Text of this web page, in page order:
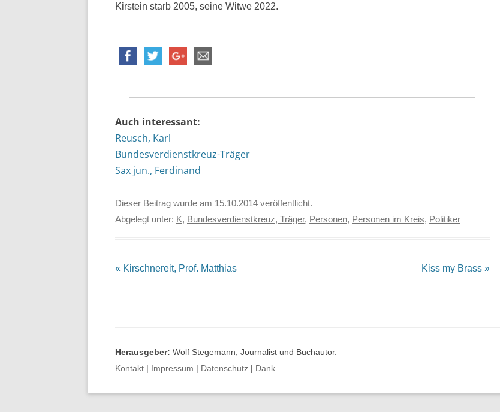
Kirstein starb 2005, seine Witwe 2022.
Auch interessant:
Reusch, Karl
Bundesverdienstkreuz-Träger
Sax jun., Ferdinand
Dieser Beitrag wurde am 15.10.2014 veröffentlicht.
Abgelegt unter: K, Bundesverdienstkreuz, Träger, Personen, Personen im Kreis, Politiker
Beitrags-
« Kirschnereit, Prof. Matthias Kiss my Brass »
Herausgeber: Wolf Stegemann, Journalist und Buchautor.
Kontakt
Impressum Datenschutz Dank